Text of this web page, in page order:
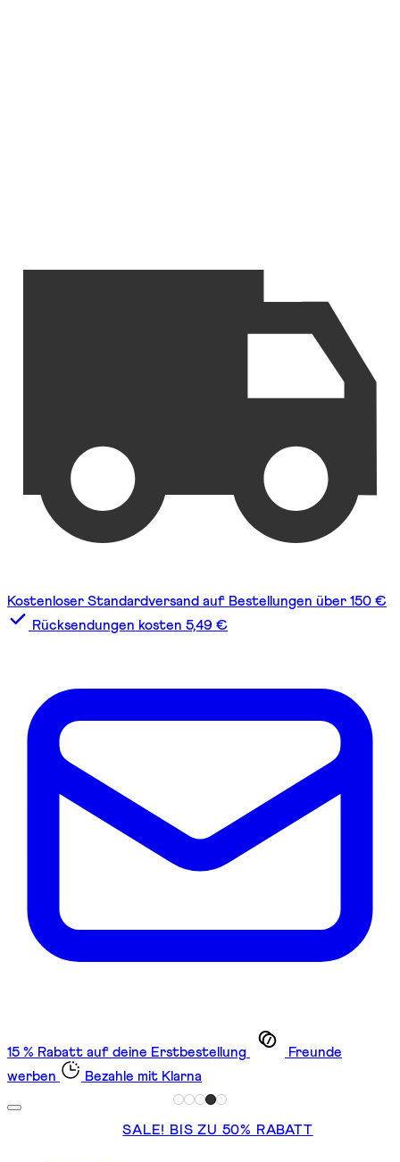
Kostenloser Standardversand auf Bestellungen über 150 €
Rücksendungen kosten 5,49 €
15 % Rabatt auf deine Erstbestellung
Freunde
werben
Bezahle mit Klarna
SALE! BIS ZU 50% RABATT